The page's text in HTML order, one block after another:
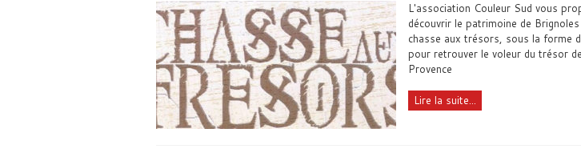
L'association Couleur Sud vous
découvrir le patrimoine de
chasse aux trésors, sous la forme
pour retrouver le voleur du trésor
Provence
Lire la suite...